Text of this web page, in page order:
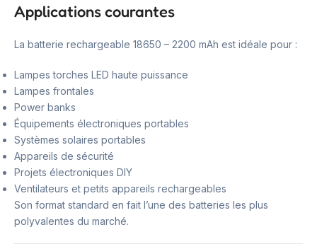
Applications courantes
La batterie rechargeable 18650 – 2200 mAh est idéale pour :
Lampes torches LED haute puissance
Lampes frontales
Power banks
Équipements électroniques portables
Systèmes solaires portables
Appareils de sécurité
Projets électroniques DIY
Ventilateurs et petits appareils rechargeables
Son format standard en fait l’une des batteries les plus
polyvalentes du marché.